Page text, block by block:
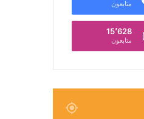
متابعون
15٬628
متابعون